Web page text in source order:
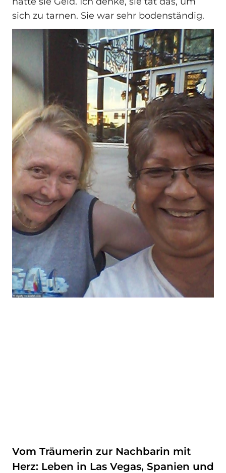
sich zu tarnen. Sie war sehr bodenständig.
Vom Träumerin zur Nachbarin mit
Herz: Leben in Las Vegas, Spanien und